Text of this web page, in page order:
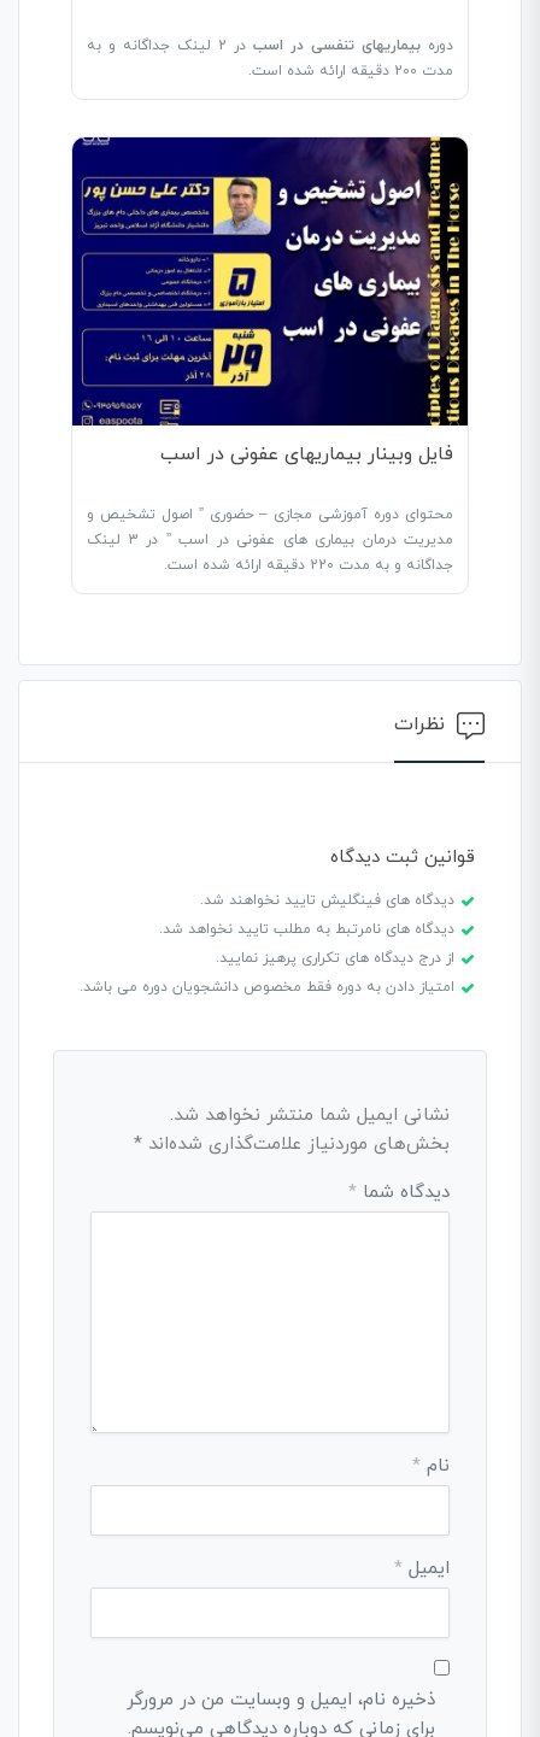
دوره بیماریهای تنفسی در اسب
در 2 لینک جداگانه و به
مدت 200 دقیقه ارائه شده است.
فایل وبینار بیماریهای عفونی در اسب
محتوای دوره آموزشی مجازی – حضوری ” اصول تشخیص و
مدیریت درمان بیماری های عفونی در اسب ” در 3 لینک
جداگانه و به مدت 220 دقیقه ارائه شده است.
نظرات
قوانین ثبت دیدگاه
دیدگاه های فینگلیش تایید نخواهند شد.
دیدگاه های نامرتبط به مطلب تایید نخواهد شد.
از درج دیدگاه های تکراری پرهیز نمایید.
امتیاز دادن به دوره فقط مخصوص دانشجویان دوره می باشد.
نشانی ایمیل شما منتشر نخواهد شد.
بخش‌های موردنیاز علامت‌گذاری شده‌اند *
دیدگاه شما *
نام *
ایمیل *
ذخیره نام، ایمیل و وبسایت من در مرورگر
برای زمانی که دوباره دیدگاهی می‌نویسم.